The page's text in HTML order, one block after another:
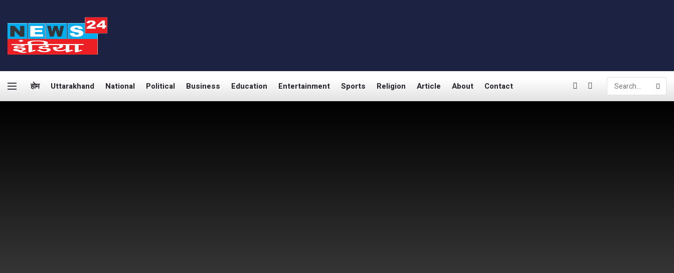
होम Uttarakhand National Political Business Education Entertainment Sports Religion Article About Contact